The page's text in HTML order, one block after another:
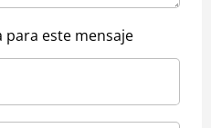
este mensaje